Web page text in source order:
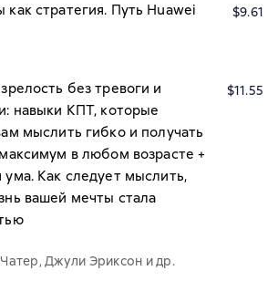
стратегия. Путь Huawei $9.61
без тревоги и
навыки КПТ, которые
мыслить гибко и получать
в любом возрасте +
Как следует мыслить,
вашей мечты стала
Джули Эриксон и др.
$11.55